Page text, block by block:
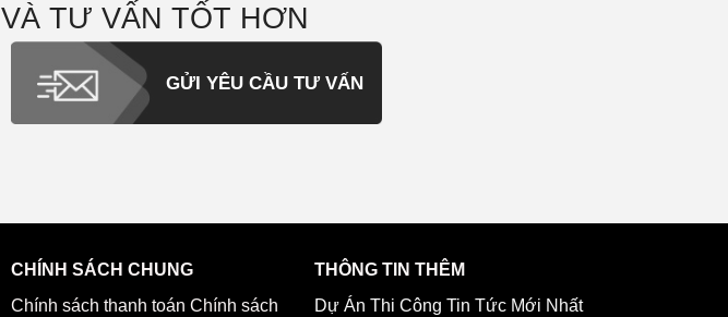
TƯ VẤN TỐT HƠN
GỬI YÊU CẦU TƯ VẤN
CHÍNH SÁCH CHUNG
Chính sách thanh toán Chính sách
THÔNG TIN THÊM
Dự Án Thi Công Tin Tức Mới Nhất